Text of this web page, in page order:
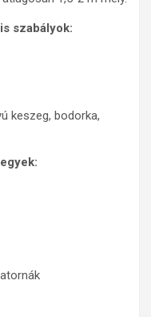
szabályok:
keszeg, bodorka,